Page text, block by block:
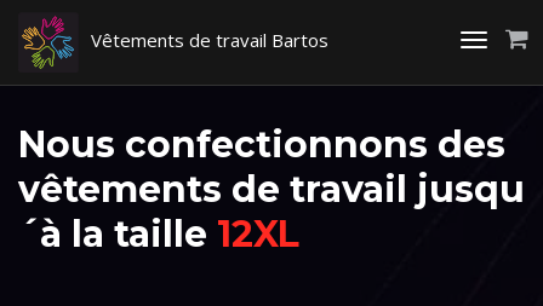
Toggle
Vêtements de travail Bartos
Nous confectionnons des
vêtements de travail jusqu
´à la taille 12XL